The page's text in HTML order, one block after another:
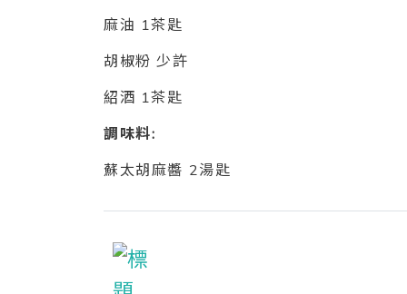
麻油 1茶匙
胡椒粉 少許
紹酒 1茶匙
調味料:
蘇太胡麻醬 2湯匙